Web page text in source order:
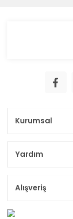
Kurumsal
Yardım
Alışveriş